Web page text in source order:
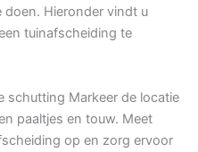
Hieronder vindt u
tuinafscheiding te
schutting Markeer de locatie
paaltjes en touw. Meet
op en zorg ervoor